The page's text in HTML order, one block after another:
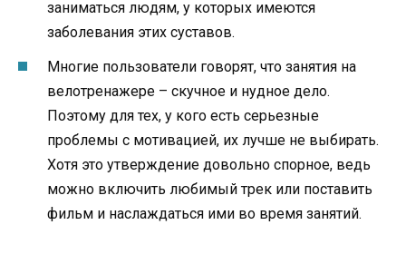
заниматься людям, у которых имеются
заболевания этих суставов.
Многие пользователи говорят, что занятия на
велотренажере – скучное и нудное дело.
Поэтому для тех, у кого есть серьезные
проблемы с мотивацией, их лучше не выбирать.
Хотя это утверждение довольно спорное, ведь
можно включить любимый трек или поставить
фильм и наслаждаться ими во время занятий.